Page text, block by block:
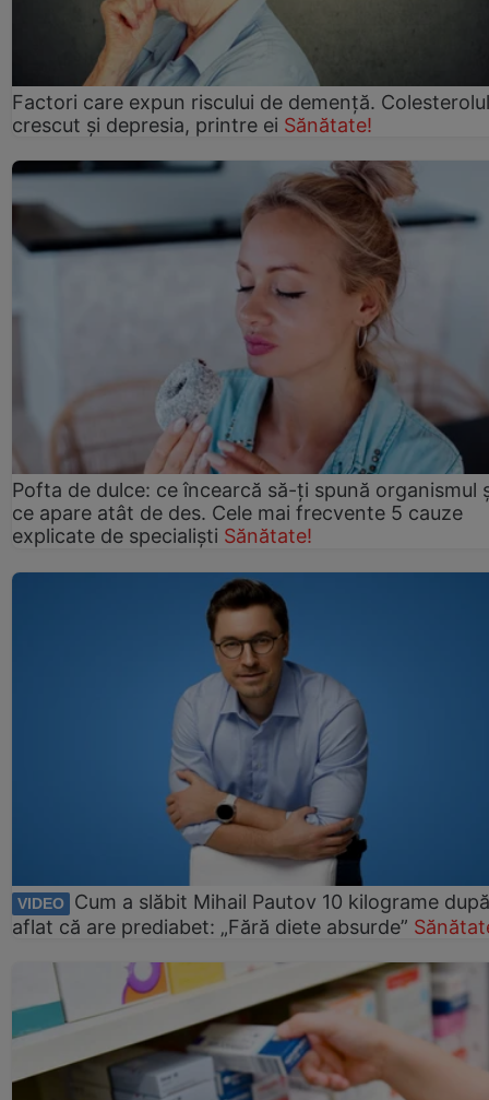
Factori care expun riscului de demență. Colesterolul
crescut şi depresia, printre ei Sănătate!
Pofta de dulce: ce încearcă să-ți spună organismul
ce apare atât de des. Cele mai frecvente 5 cauze
explicate de specialiști Sănătate!
VIDEO
Cum a slăbit Mihail Pautov 10 kilograme
aflat că are prediabet: „Fără diete absurde”